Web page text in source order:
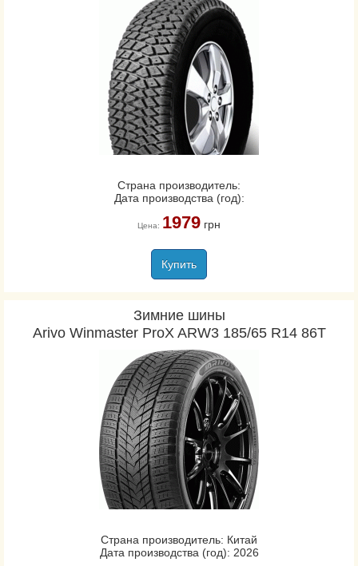
Страна производитель:
Дата производства (год):
Цена: 1979грн
Купить
Зимние шины
Arivo Winmaster ProX ARW3 185/65 R14 86T
Страна производитель: Китай
Дата производства (год): 2026